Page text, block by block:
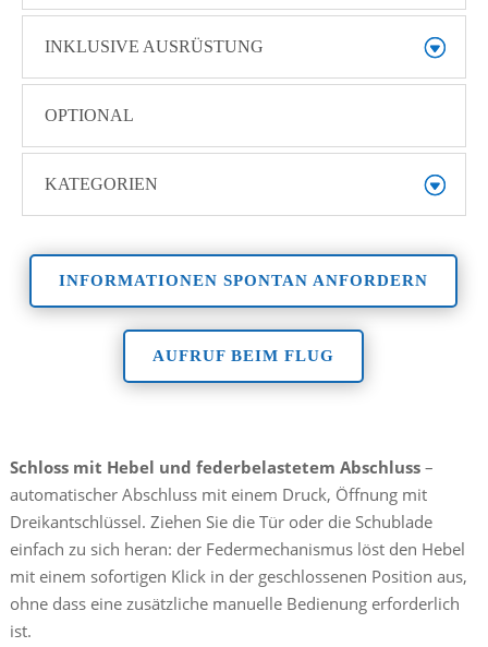
INKLUSIVE AUSRÜSTUNG
OPTIONAL
KATEGORIEN
INFORMATIONEN SPONTAN ANFORDERN
AUFRUF BEIM FLUG
Schloss mit Hebel und federbelastetem Abschluss–
automatischer Abschluss mit einem Druck, Öffnung mit
Dreikantschlüssel. Ziehen Sie die Tür oder die Schublade
einfach zu sich heran: der Federmechanismus löst den Hebel
mit einem sofortigen Klick in der geschlossenen Position aus,
ohne dass eine zusätzliche manuelle Bedienung erforderlich
ist.